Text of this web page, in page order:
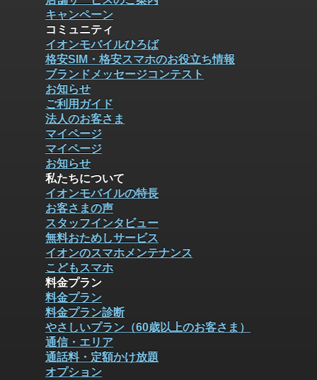
キャンペーン
コミュニティ
イオンモバイルひろば
格安SIM・格安スマホのお役立ち情報
ブランドメッセージコンテスト
お知らせ
ご利用ガイド
法人のお客さま
マイページ
マイページ
お知らせ
私たちについて
イオンモバイルの特長
お客さまの声
スタッフインタビュー
無料おためしサービス
イオンのスマホメンテナンス
こどもスマホ
料金プラン
料金プラン
料金プラン診断
やさしいプラン（60歳以上のお客さま）
通信・エリア
通話料・定額かけ放題
オプション